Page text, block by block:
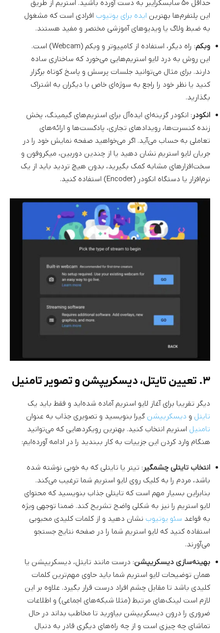
حداقل ۵۰ سابسکرایبر به دست آورده باشید. استریم از طریق
این پلتفرم‌ها بهترین ایده برای یوتیوب افرادی است که مشغول
به ضبط ولاگ یا ویدیوهای آموزشی مختصر و مفید هستند.
وبکم
: راه دیگر، استفاده از کامپیوتر و وبکم (Webcam) است.
این روش به درد لایو استریم‌هایی می‌خورد که ساختاری ساده
دارند. برای مثال می‌توانید جلسات پرسش و پاسخ کوتاه برگزار
کنید یا نظر خود را راجع به سوژه‌ای خاص با دیگران به اشتراک
بگذارید.
انکودر : انکودر گزینه‌ای ایده‌آل برای استریم‌های گیمینگ، پخش
زنده کنسرت‌ها، رویدادهای تجاری، پادکست‌ها و ارائه‌های
تعاملی به حساب می‌آید. اگر می‌خواهید صفحه نمایش خود را در
جریان لایو استریم نشان دهید یا از چندین دوربین، میکروفون و
سخت‌افزارهای مشابه کمک بگیرید، بدون هیچ تردید باید از یک
نرم‌افزار یا دستگاه انکودر (Encoder) استفاده کنید.
۳. تعیین تایتل، دیسکریپشن و تصویر تامنیل
دیگر تقریبا برای آغاز لایو استریم آماده شده‌اید و فقط باید یک
تایتل و دیسکریپشن گیرا بنویسید و تصویری جذاب به عنوان
تامنیل استریم انتخاب کنید. بهترین رویکردهایی که می‌توانید
هنگام وارد کردن این جزییات به کار ببندید را در ادامه آورده‌ایم:
انتخاب تایتلی چشمگیر : تیتر یا تایتلی که به خوبی نوشته شده
باشد، مردم را به کلیک روی لایو استریم شما ترغیب می‌کند.
بنابراین بسیار مهم است که تایتلی جذاب بنویسید که محتوای
لایو استریم را نیز به شکلی واضح تشریح کند. ضمنا توجهی ویژه
به قواعد سئو یوتیوب نشان دهید و از کلمات کلیدی محبوبی
استفاده کنید که لایو استریم شما را در صفحه نتایج جستجو
می‌آورند.
بهینه‌سازی دیسکریپشن: درست مانند تایتل، دیسکریپشن یا
همان توضیحات لایو استریم شما باید حاوی مهم‌ترین کلمات
کلیدی باشد تا مقابل چشم افراد درست قرار بگیرد. علاوه بر این
لازم است لینک‌های مرتبط (مثلا شبکه‌های اجماعی) و اطلاعات
ضروری را درون دیسکریپشن بیاورید تا مخاطب بداند در حال
تماشای چه چیزی است و از چه راه‌های دیگری قادر به دنبال